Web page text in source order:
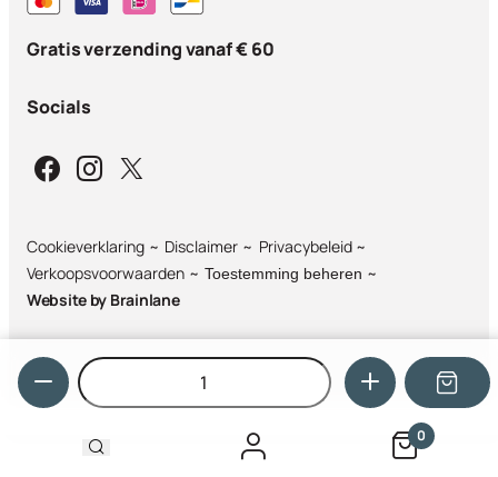
0
Hoeveelheid
Gratis verzending vanaf € 60
Socials
Cookieverklaring Disclaimer
Privacybeleid
Verkoopsvoorwaarden
Toestemming beheren
Website by Brainlane